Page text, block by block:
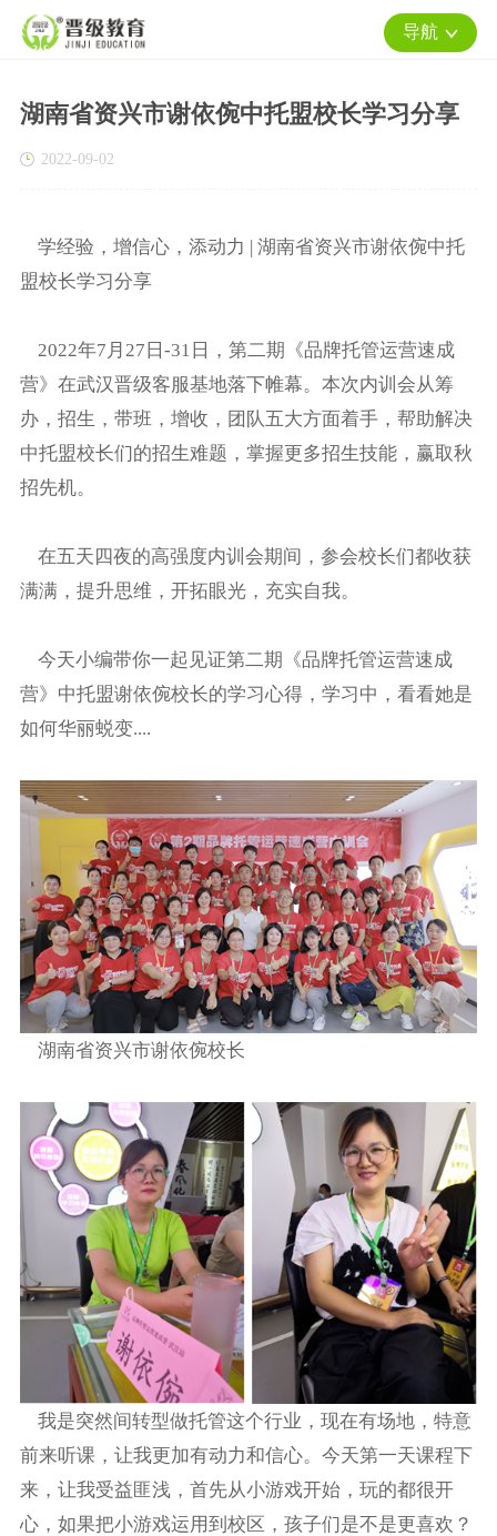
导航
湖南省资兴市谢依倇中托盟校长学习分享
2022-09-02
学经验，增信心，添动力 | 湖南省资兴市谢依倇中托
盟校长学习分享
2022年7月27日-31日，第二期《品牌托管运营速成
营》在武汉晋级客服基地落下帷幕。本次内训会从筹
办，招生，带班，增收，团队五大方面着手，帮助解决
中托盟校长们的招生难题，掌握更多招生技能，赢取秋
招先机。
在五天四夜的高强度内训会期间，参会校长们都收获
满满，提升思维，开拓眼光，充实自我。
今天小编带你一起见证第二期《品牌托管运营速成
营》中托盟谢依倇校长的学习心得，学习中，看看她是
如何华丽蜕变....
湖南省资兴市谢依倇校长
我是突然间转型做托管这个行业，现在有场地，特意
前来听课，让我更加有动力和信心。今天第一天课程下
来，让我受益匪浅，首先从小游戏开始，玩的都很开
心，如果把小游戏运用到校区，孩子们是不是更喜欢？